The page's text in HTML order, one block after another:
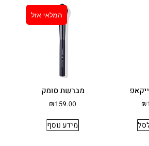
₪
המלאי אזל
מברשת סומק
₪159.00
מידע נוסף